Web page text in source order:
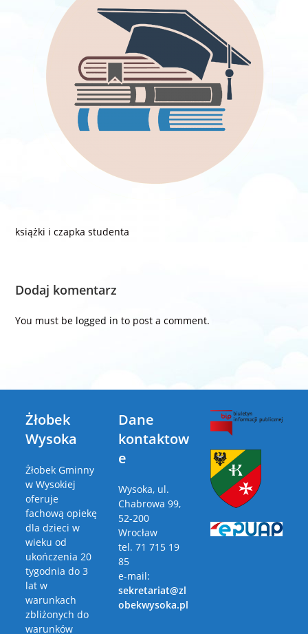
książki i czapka studenta
Dodaj komentarz
You must be logged in to post a comment.
Żłobek
Wysoka
Żłobek Gminny
w Wysokiej
oferuje
fachową opiekę
dla dzieci w
wieku od
ukończenia 20
tygodnia do 3
lat w
warunkach
zbliżonych do
warunków
Dane
kontaktow
e
Wysoka, ul.
Chabrowa 99,
52-200
Wrocław
tel. 71 715 19
85
e-mail:
sekretariat@zl
obekwysoka.pl